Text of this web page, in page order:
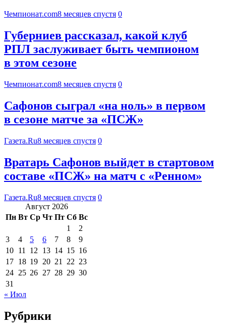
Чемпионат.com8 месяцев спустя 0
Губерниев рассказал, какой клуб
РПЛ заслуживает быть чемпионом
в этом сезоне
Чемпионат.com8 месяцев спустя 0
Сафонов сыграл «на ноль» в первом
в сезоне матче за «ПСЖ»
Газета.Ru8 месяцев спустя 0
Вратарь Сафонов выйдет в стартовом
составе «ПСЖ» на матч с «Ренном»
Газета.Ru8 месяцев спустя 0
Август 2026
Пн Вт Ср Чт Пт Сб Вс
1
2
3
4 5 6 7 8
9
10 11 12 13 14 15 16
17 18 19 20 21 22 23
24 25 26 27 28 29 30
31
« Июл
Рубрики